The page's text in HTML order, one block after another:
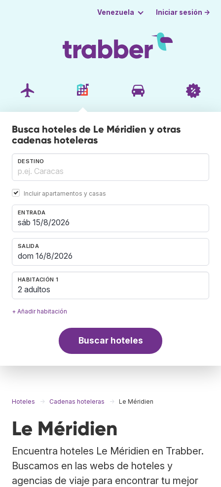
Venezuela Iniciar sesión →
Busca hoteles de Le Méridien y otras
cadenas hoteleras
DESTINO
Incluir apartamentos y casas
ENTRADA
SALIDA
HABITACIÓN 1
2 adultos
+ Añadir habitación
Buscar hoteles
Hoteles Cadenas hoteleras Le Méridien
Le Méridien
Encuentra hoteles Le Méridien en Trabber.
Buscamos en las webs de hoteles y
agencias de viaje para encontrar tu mejor